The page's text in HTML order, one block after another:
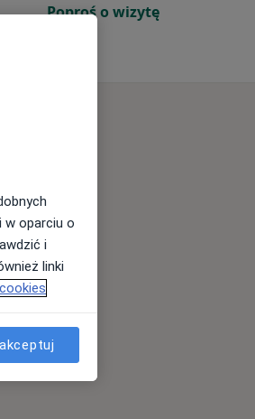
Poproś o wizytę
w oparciu o
i
linki